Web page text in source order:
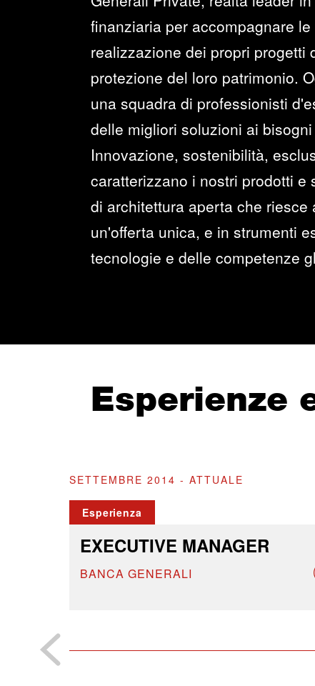
finanziaria per accompagnare
realizzazione dei propri progetti
protezione del loro patrimonio.
una squadra di professionisti
delle migliori soluzioni ai
Innovazione, sostenibilità,
caratterizzano i nostri prodotti e
di architettura aperta che riesce
un'offerta unica, e in strumenti
tecnologie e delle competenze
Esperienze
SETTEMBRE 2014 - ATTUALE
Esperienza
EXECUTIVE MANAGER
BANCA GENERALI